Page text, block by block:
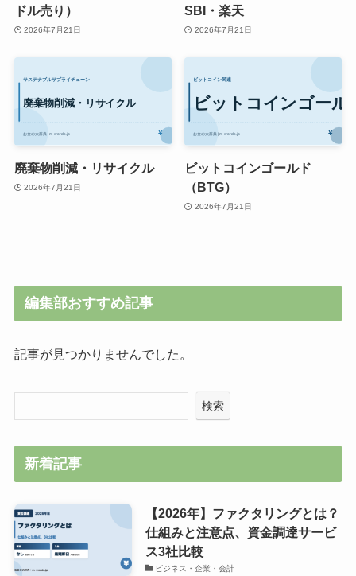
ドル売り）
2026年7月21日
SBI・楽天
2026年7月21日
廃棄物削減・リサイクル
2026年7月21日
ビットコインゴールド
（BTG）
2026年7月21日
編集部おすすめ記事
記事が見つかりませんでした。
検索
新着記事
【2026年】ファクタリングとは？
仕組みと注意点、資金調達サービ
ス3社比較
ビジネス・企業・会計